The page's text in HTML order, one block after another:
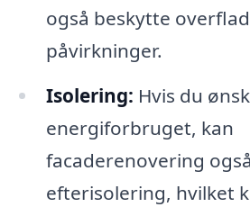
også beskytte
påvirkninger.
Isolering: Hvis du
energiforbruget, kan
facaderenovering
efterisolering, hvilket